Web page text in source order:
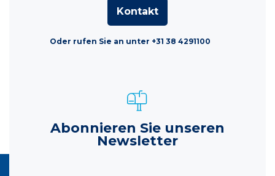
Kontakt
Oder rufen Sie an unter +31 38 4291100
Abonnieren Sie unseren
Newsletter